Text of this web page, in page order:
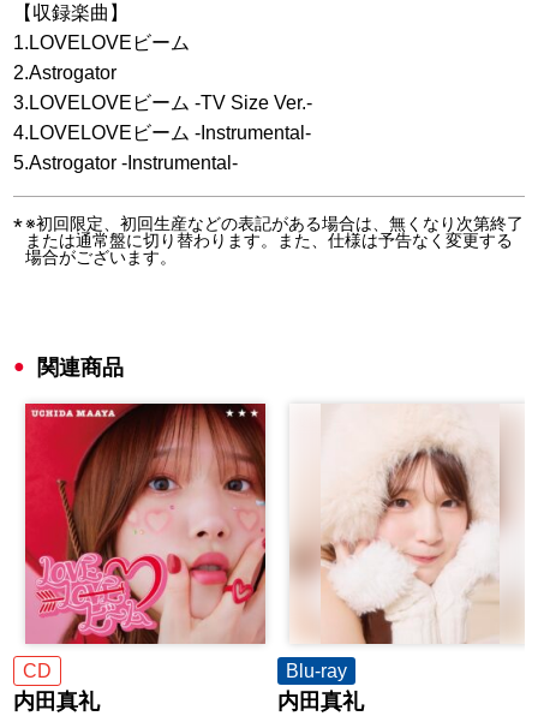
【収録楽曲】
1.LOVELOVEビーム
2.Astrogator
3.LOVELOVEビーム -TV Size Ver.-
4.LOVELOVEビーム -Instrumental-
5.Astrogator -Instrumental-
※初回限定、初回生産などの表記がある場合は、無くなり次第終了
または通常盤に切り替わります。また、仕様は予告なく変更する
場合がございます。
関連商品
CD
内田真礼
Blu-ray
内田真礼